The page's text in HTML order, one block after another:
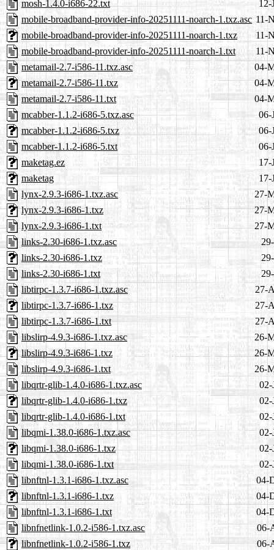
mosh-1.4.0-i686-22.txt
12-
mobile-broadband-provider-info-20251111-noarch-1.txz.asc 11-
mobile-broadband-provider-info-20251111-noarch-1.txz
11-
mobile-broadband-provider-info-20251111-noarch-1.txt
11-
metamail-2.7-i586-11.txz.asc
04-
metamail-2.7-i586-11.txz
04-
metamail-2.7-i586-11.txt
04-
mcabber-1.1.2-i686-5.txz.asc
06-
mcabber-1.1.2-i686-5.txz
06-
mcabber-1.1.2-i686-5.txt
06-
maketag.ez
17-
maketag
17-
lynx-2.9.3-i686-1.txz.asc
27-
lynx-2.9.3-i686-1.txz
27-
lynx-2.9.3-i686-1.txt
27-
links-2.30-i686-1.txz.asc
links-2.30-i686-1.txz
links-2.30-i686-1.txt
libtirpc-1.3.7-i686-1.txz.asc
27-
libtirpc-1.3.7-i686-1.txz
27-
libtirpc-1.3.7-i686-1.txt
27-
libslirp-4.9.3-i686-1.txz.asc
26-
libslirp-4.9.3-i686-1.txz
26-
libslirp-4.9.3-i686-1.txt
26-
libqrtr-glib-1.4.0-i686-1.txz.asc
02-
libqrtr-glib-1.4.0-i686-1.txz
02-
libqrtr-glib-1.4.0-i686-1.txt
02-
libqmi-1.38.0-i686-1.txz.asc
02-
libqmi-1.38.0-i686-1.txz
02-
libqmi-1.38.0-i686-1.txt
02-
libnftnl-1.3.1-i686-1.txz.asc
04-
libnftnl-1.3.1-i686-1.txz
04-
libnftnl-1.3.1-i686-1.txt
04-
libnfnetlink-1.0.2-i586-1.txz.asc
06-
libnfnetlink-1.0.2-i586-1.txz
06-